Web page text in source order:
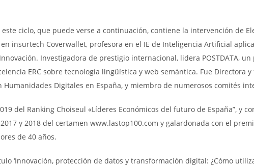
ciclo, que puede verse a continuación, contiene la intervención de
insurtech Coverwallet, profesora en el IE de Inteligencia Artificial
Investigadora de prestigio internacional, lidera POSTDATA, un
ERC sobre tecnología lingüística y web semántica. Fue Directora
Humanidades Digitales en España, y miembro de numerosos comités
del Ranking Choiseul «Líderes Económicos del futuro de España”, y
y 2018 del certamen www.lastop100.com y galardonada con el
de 40 años.
‘Innovación, protección de datos y transformación digital: ¿Cómo